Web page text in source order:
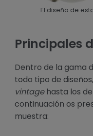
El diseño de
Principales
Dentro de la gama
todo tipo de
vintagehasta los
continuación os
muestra: